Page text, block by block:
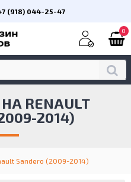
(918) 044-25-47
0
Sandero (2009-2014)
RENAULT
2014)